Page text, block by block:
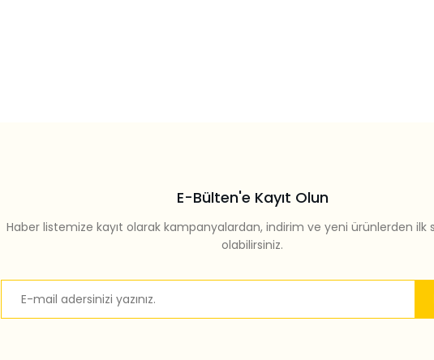
Gönder
E-Bülten'e Kayıt Olun
Haber listemize kayıt olarak kampanyalardan, indirim ve yeni ürünlerden ilk
olabilirsiniz.